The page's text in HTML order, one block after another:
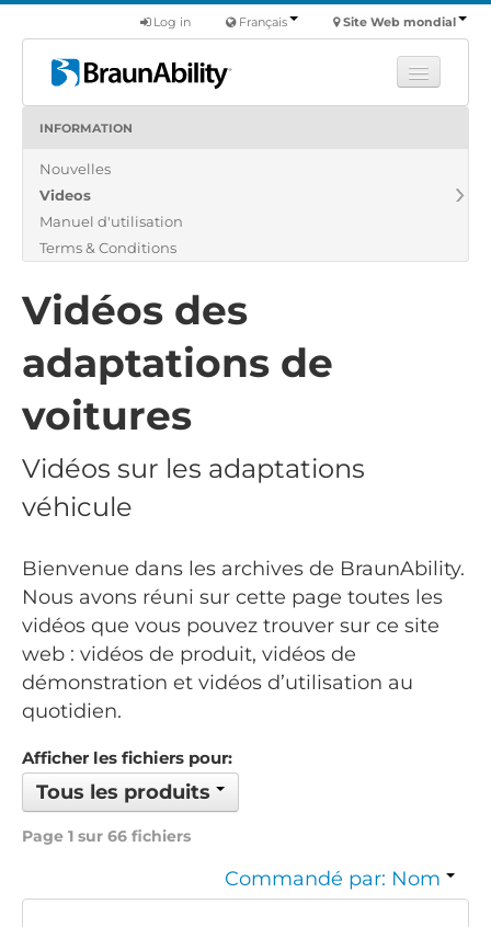
Site Web mondial
Français
Log in
Produits
Nous
Trouver un revendeur
INFORMATION
Nouvelles
Videos
Manuel d'utilisation
Terms & Conditions
Vidéos des
adaptations de
voitures
Vidéos sur les adaptations
véhicule
Bienvenue dans les archives de BraunAbility.
Nous avons réuni sur cette page toutes les
vidéos que vous pouvez trouver sur ce site
web : vidéos de produit, vidéos de
démonstration et vidéos d’utilisation au
quotidien.
Afficher les fichiers pour:
Tous les produits
Page 1 sur 66 fichiers
Commandé par: Nom